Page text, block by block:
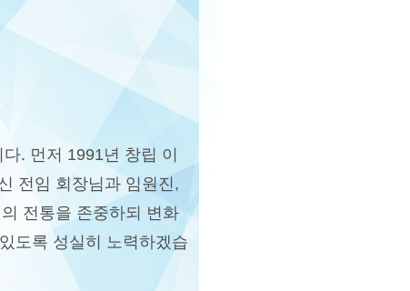
. 먼저 1991년 창립 이
전임 회장님과 임원진,
전통을 존중하되 변화
도록 성실히 노력하겠습